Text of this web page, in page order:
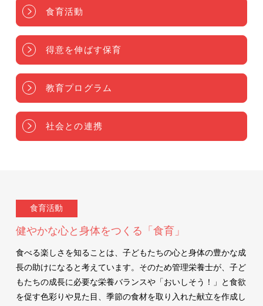
食育活動
得意を伸ばす保育
教育プログラム
社会との連携
食育活動
健やかな心と身体をつくる「食育」
食べる楽しさを知ることは、子どもたちの心と身体の豊かな成
長の助けになると考えています。そのため管理栄養士が、子ど
もたちの成長に必要な栄養バランスや「おいしそう！」と食欲
を促す色彩りや見た目、季節の食材を取り入れた献立を作成し